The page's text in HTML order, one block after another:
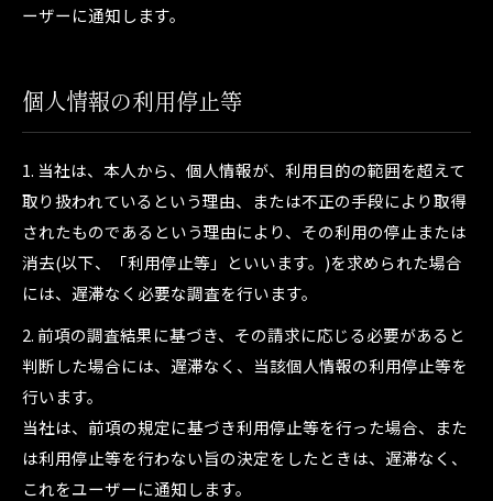
ーザーに通知します。
個人情報の利用停止等
1. 当社は、本人から、個人情報が、利用目的の範囲を超えて
取り扱われているという理由、または不正の手段により取得
されたものであるという理由により、その利用の停止または
消去(以下、「利用停止等」といいます。)を求められた場合
には、遅滞なく必要な調査を行います。
2. 前項の調査結果に基づき、その請求に応じる必要があると
判断した場合には、遅滞なく、当該個人情報の利用停止等を
行います。
当社は、前項の規定に基づき利用停止等を行った場合、また
は利用停止等を行わない旨の決定をしたときは、遅滞なく、
これをユーザーに通知します。